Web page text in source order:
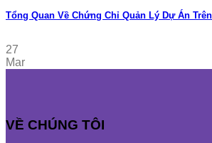
Tổng Quan Về Chứng Chỉ Quản Lý Dự Án
27
Mar
VỀ CHÚNG TÔI